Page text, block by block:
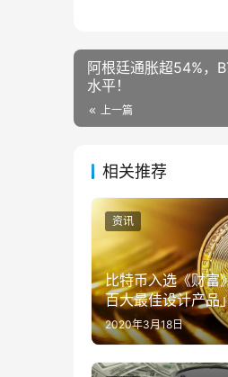
阿根廷通胀超54%，
水平！
上一篇
相关推荐
比特币入选《财富
百大最佳设计产品
第90位
2020年3月18日
资讯